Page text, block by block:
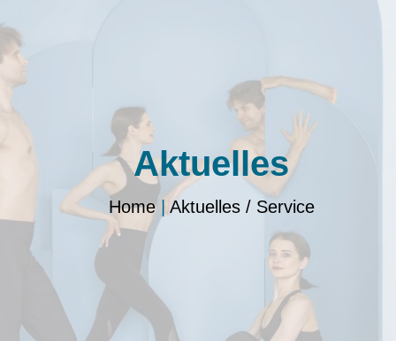
Aktuelles
Home| Aktuelles / Service